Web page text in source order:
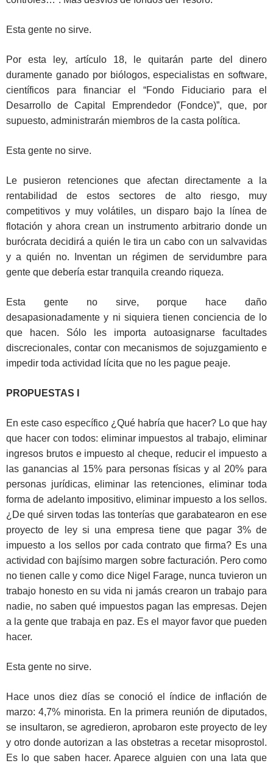
Esta gente no sirve.
Por esta ley, artículo 18, le quitarán parte del dinero
duramente ganado por biólogos, especialistas en software,
científicos para financiar el “Fondo Fiduciario para el
Desarrollo de Capital Emprendedor (Fondce)”, que, por
supuesto, administrarán miembros de la casta política.
Esta gente no sirve.
Le pusieron retenciones que afectan directamente a la
rentabilidad de estos sectores de alto riesgo, muy
competitivos y muy volátiles, un disparo bajo la línea de
flotación y ahora crean un instrumento arbitrario donde un
burócrata decidirá a quién le tira un cabo con un salvavidas
y a quién no. Inventan un régimen de servidumbre para
gente que debería estar tranquila creando riqueza.
Esta gente no sirve, porque hace daño
desapasionadamente y ni siquiera tienen conciencia de lo
que hacen. Sólo les importa autoasignarse facultades
discrecionales, contar con mecanismos de sojuzgamiento e
impedir toda actividad lícita que no les pague peaje.
PROPUESTAS I
En este caso específico ¿Qué habría que hacer? Lo que hay
que hacer con todos: eliminar impuestos al trabajo, eliminar
ingresos brutos e impuesto al cheque, reducir el impuesto a
las ganancias al 15% para personas físicas y al 20% para
personas jurídicas, eliminar las retenciones, eliminar toda
forma de adelanto impositivo, eliminar impuesto a los sellos.
¿De qué sirven todas las tonterías que garabatearon en ese
proyecto de ley si una empresa tiene que pagar 3% de
impuesto a los sellos por cada contrato que firma? Es una
actividad con bajísimo margen sobre facturación. Pero como
no tienen calle y como dice Nigel Farage, nunca tuvieron un
trabajo honesto en su vida ni jamás crearon un trabajo para
nadie, no saben qué impuestos pagan las empresas. Dejen
a la gente que trabaja en paz. Es el mayor favor que pueden
hacer.
Esta gente no sirve.
Hace unos diez días se conoció el índice de inflación de
marzo: 4,7% minorista. En la primera reunión de diputados,
se insultaron, se agredieron, aprobaron este proyecto de ley
y otro donde autorizan a las obstetras a recetar misoprostol.
Es lo que saben hacer. Aparece alguien con una lata que